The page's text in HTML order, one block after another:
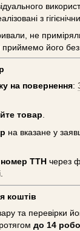
з
не
його
на повернення:
товар.
на вказане у
ТТН через
коштів
та перевірки
до 14